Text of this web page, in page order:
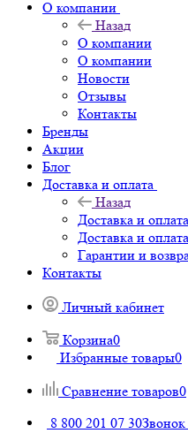
О компании
Назад
О компании
О компании
Новости
Отзывы
Контакты
Бренды
Акции
Блог
Доставка и оплата
Назад
Доставка и оплата
Доставка и оплата
Гарантии и
Контакты
Личный кабинет
Корзина0
Избранные товары0
Сравнение товаров0
8 800 201 07 30